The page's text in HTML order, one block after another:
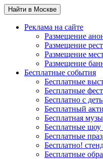
Найти в Москве
Реклама на сайте
Размещение
Размещение
Размещение
Размещение
Бесплатные события
Бесплатные
Бесплатные
Бесплатно с
Бесплатный
Бесплатная
Бесплатные
Бесплатные
Бесплатно!
Бесплатные